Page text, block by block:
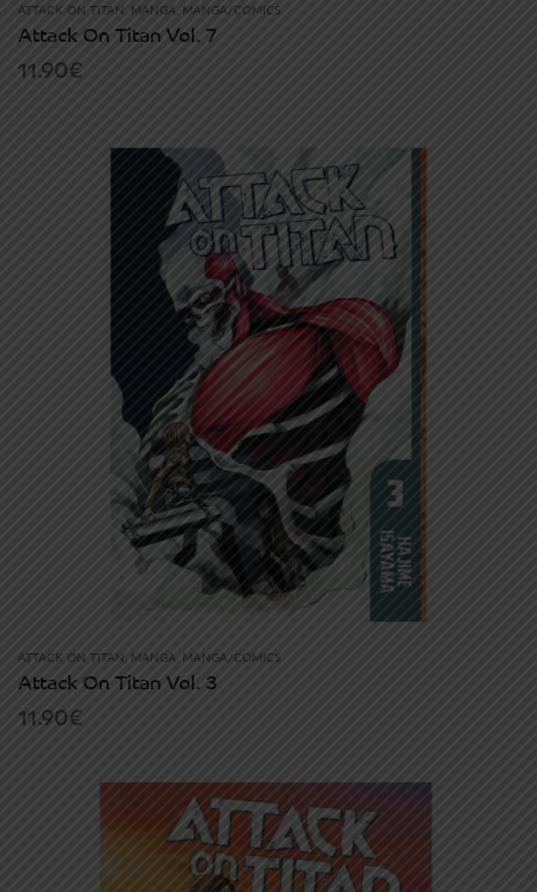
ATTACK ON TITAN , MANGA MANGA/COMICS
Attack On Titan Vol. 7
11.90€
ATTACK ON TITAN , MANGA MANGA/COMICS
Attack On Titan Vol. 3
11.90€